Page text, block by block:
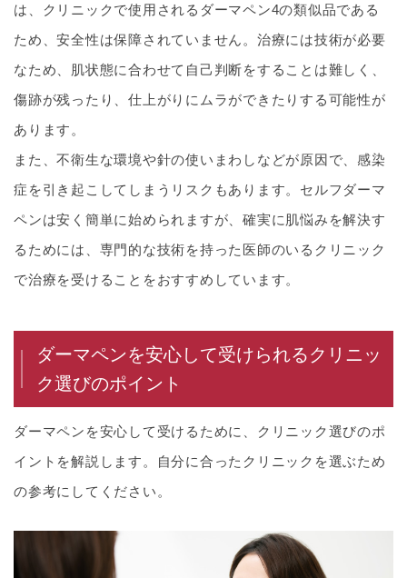
は、クリニックで使用されるダーマペン4の類似品である
ため、安全性は保障されていません。治療には技術が必要
なため、肌状態に合わせて自己判断をすることは難しく、
傷跡が残ったり、仕上がりにムラができたりする可能性が
あります。
また、不衛生な環境や針の使いまわしなどが原因で、感染
症を引き起こしてしまうリスクもあります。セルフダーマ
ペンは安く簡単に始められますが、確実に肌悩みを解決す
るためには、専門的な技術を持った医師のいるクリニック
で治療を受けることをおすすめしています。
ダーマペンを安心して受けられるクリニッ
ク選びのポイント
ダーマペンを安心して受けるために、クリニック選びのポ
イントを解説します。自分に合ったクリニックを選ぶため
の参考にしてください。